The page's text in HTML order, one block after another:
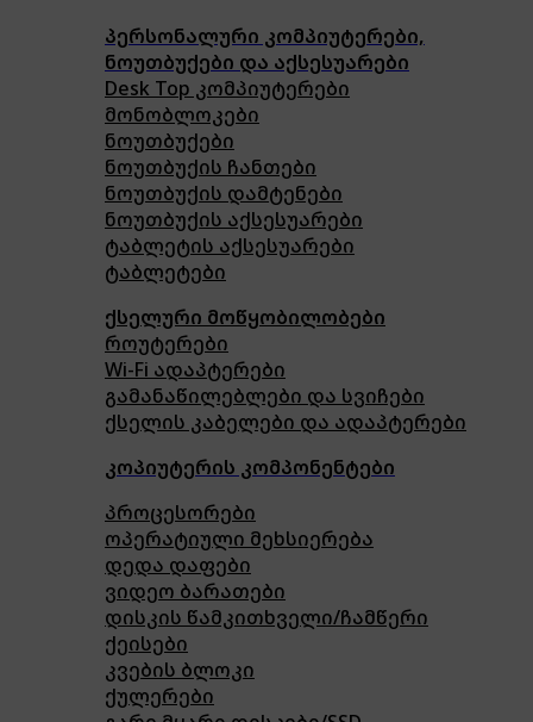
პერსონალური კომპიუტერები,
ნოუთბუქები და აქსესუარები
Desk Top კომპიუტერები
მონობლოკები
ნოუთბუქები
ნოუთბუქის ჩანთები
ნოუთბუქის დამტენები
ნოუთბუქის აქსესუარები
ტაბლეტის აქსესუარები
ტაბლეტები
ქსელური მოწყობილობები
როუტერები
Wi-Fi ადაპტერები
გამანაწილებლები და სვიჩები
ქსელის კაბელები და ადაპტერები
კოპიუტერის კომპონენტები
პროცესორები
ოპერატიული მეხსიერება
დედა დაფები
ვიდეო ბარათები
დისკის წამკითხველი/ჩამწერი
ქეისები
კვების ბლოკი
ქულერები